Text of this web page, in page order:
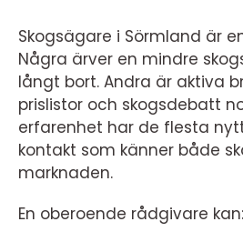
Skogsägare i Sörmland är
Några ärver en mindre
långt bort. Andra är aktiva
prislistor och skogsdebatt
erfarenhet har de flesta
kontakt som känner både
marknaden.
En oberoende rådgivare kan: